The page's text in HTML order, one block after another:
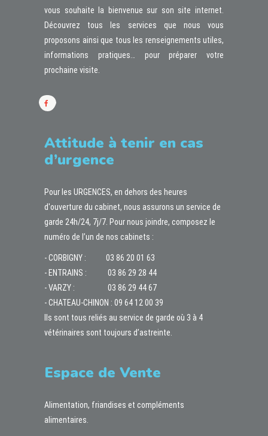
vous souhaite la bienvenue sur son site internet.
Découvrez tous les services que nous vous
proposons ainsi que tous les renseignements utiles,
informations pratiques… pour préparer votre
prochaine visite.
Attitude à tenir en cas
d’urgence
Pour les URGENCES, en dehors des heures
d'ouverture du cabinet, nous assurons un service de
garde 24h/24, 7j/7. Pour nous joindre, composez le
numéro de l’un de nos cabinets :
- CORBIGNY :
03 86 20 01 63
- ENTRAINS :
03 86 29 28 44
- VARZY :
03 86 29 44 67
- CHATEAU-CHINON : 09 64 12 00 39
Ils sont tous reliés au service de garde où 3 à 4
vétérinaires sont toujours d’astreinte.
Espace de Vente
Alimentation, friandises et compléments
alimentaires.